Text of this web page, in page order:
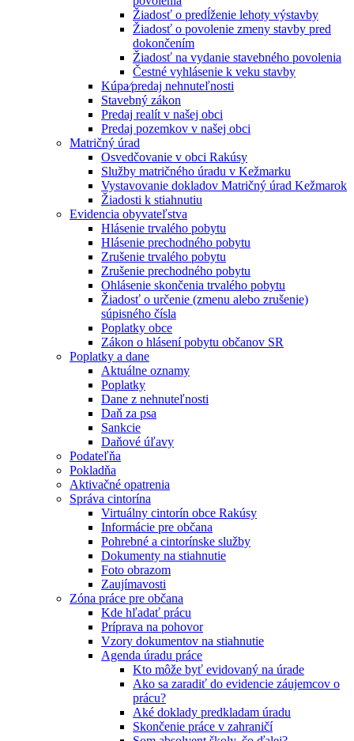
Žiadosť o predĺženie lehoty výstavby
Žiadosť o povolenie zmeny stavby pred
dokončením
Žiadosť na vydanie stavebného povolenia
Čestné vyhlásenie k veku stavby
Kúpa⁄predaj nehnuteľnosti
Stavebný zákon
Predaj realít v našej obci
Predaj pozemkov v našej obci
Matričný úrad
Osvedčovanie v obci Rakúsy
Služby matričného úradu v Kežmarku
Vystavovanie dokladov Matričný úrad Kežmarok
Žiadosti k stiahnutiu
Evidencia obyvateľstva
Hlásenie trvalého pobytu
Hlásenie prechodného pobytu
Zrušenie trvalého pobytu
Zrušenie prechodného pobytu
Ohlásenie skončenia trvalého pobytu
Žiadosť o určenie (zmenu alebo zrušenie)
súpisného čísla
Poplatky obce
Zákon o hlásení pobytu občanov SR
Poplatky a dane
Aktuálne oznamy
Poplatky
Dane z nehnuteľnosti
Daň za psa
Sankcie
Daňové úľavy
Podateľňa
Pokladňa
Aktivačné opatrenia
Správa cintorína
Virtuálny cintorín obce Rakúsy
Informácie pre občana
Pohrebné a cintorínske služby
Dokumenty na stiahnutie
Foto obrazom
Zaujímavosti
Zóna práce pre občana
Kde hľadať prácu
Príprava na pohovor
Vzory dokumentov na stiahnutie
Agenda úradu práce
Kto môže byť evidovaný na úrade
Ako sa zaradiť do evidencie záujemcov o
prácu?
Aké doklady predkladam úradu
Skončenie práce v zahraničí